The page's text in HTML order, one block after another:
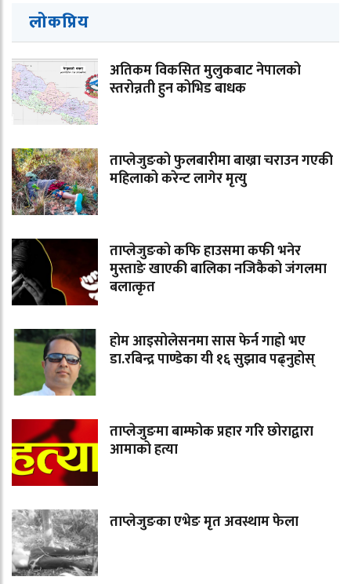
लोकप्रिय
अतिकम विकसित मुलुकबाट नेपालको
स्तरोन्नती हुन कोभिड बाधक
ताप्लेजुङको फुलबारीमा बाख्रा चराउन गएकी
महिलाको करेन्ट लागेर मृत्यु
ताप्लेजुङको कफि हाउसमा कफी भनेर
मुस्ताङे खाएकी बालिका नजिकैको जंगलमा
बलात्कृत
होम आइसोलेसनमा सास फेर्न गाह्रो भए
डा.रबिन्द्र पाण्डेका यी १६ सुझाव पढ्नुहोस्
ताप्लेजुङमा बाम्फोक प्रहार गरि छोराद्वारा
आमाको हत्या
ताप्लेजुङका एभेङ मृत अवस्थाम फेला